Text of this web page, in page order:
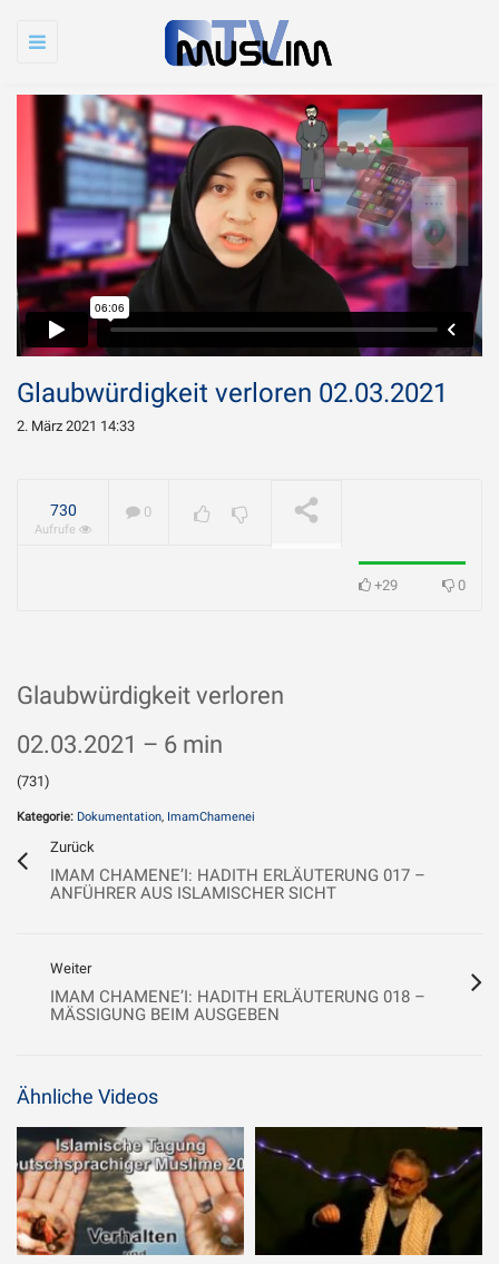
Toggle
WIRD ABGESPIELT
geliebt?
Glaubwürdigkeit verloren 02.03.2021
2. März 2021 14:33
730
Aufrufe
0
+29 0
Glaubwürdigkeit verloren
02.03.2021 – 6 min
(731)
Kategorie: Dokumentation, ImamChamenei
Zurück
IMAM CHAMENE’I: HADITH ERLÄUTERUNG 017 –
ANFÜHRER AUS ISLAMISCHER SICHT
Weiter
IMAM CHAMENE’I: HADITH ERLÄUTERUNG 018 –
MÄSSIGUNG BEIM AUSGEBEN
Ähnliche Videos